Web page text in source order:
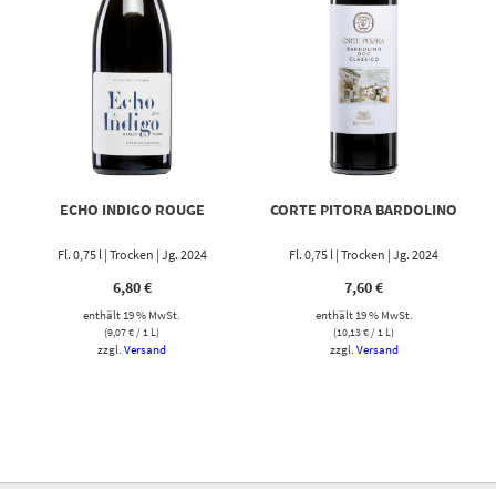
ECHO INDIGO ROUGE
Fl. 0,75 l | Trocken | Jg. 2024
6,80€
enthält 19 % MwSt.
(9,07€/ 1 L)
zzgl.Versand
CORTE PITORA BARDOLINO
Fl. 0,75 l | Trocken | Jg. 2024
7,60€
enthält 19 % MwSt.
(10,13€/ 1 L)
zzgl. Versand